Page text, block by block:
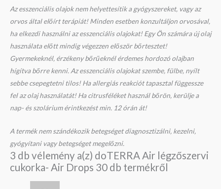
Az esszenciális olajok nem helyettesítik a gyógyszereket, vagy az
orvos által előírt terápiát! Minden esetben konzultáljon orvosával,
ha elkezdi használni az esszenciális olajokat! Egy Ön számára új olaj
használata előtt mindig végezzen először bőrtesztet!
Gyermekeknél, érzékeny bőrűeknél érdemes hordozó olajban
hígítva bőrre kenni. Az esszenciális olajokat szembe, fülbe, nyílt
sebbe csepegtetni tilos! Ha allergiás reakciót tapasztal függessze
fel az olaj használatát! Ha citrusféléket használ bőrön, kerülje a
nap- és szolárium érintkezést min. 12 órán át!
A termék nem szándékozik betegséget diagnosztizálni, kezelni,
gyógyítani vagy betegséget megelőzni.
3 db vélemény a(z) doTERRA Air légzőszervi
cukorka- Air Drops 30 db termékről